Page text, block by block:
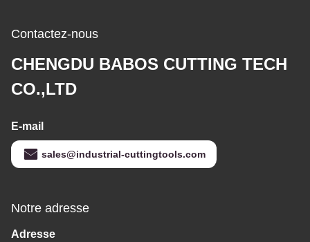
Contactez-nous
CHENGDU BABOS CUTTING TECH
CO.,LTD
E-mail
sales@industrial-cuttingtools.com
Notre adresse
Adresse